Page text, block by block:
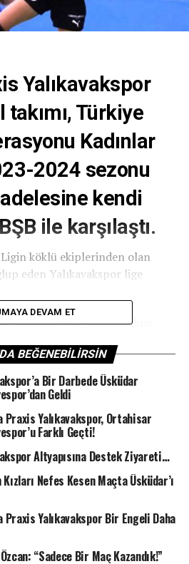
Yalıkavakspor
takımı, Türkiye
Kadınlar
2024 sezonu
kendi
ile karşılaştı.
Ligin köklü ekiplerinden olan
eden Yalıkavakspor lige
transfer ile yeni birtakım
odaklı ve hızlı başlayan
rakibi ile mücadeleci ve üstün
Kızları, ilk yarıyı 18-12 galip
DEVAM ET
BEĞENEBILIRSIN
Bir Darbede Üsküdar
Geldi
Praxis Yalıkavakspor, Ortahisar
Farklı Geçti!
Altyapısına Destek Ziyareti…
Nefes Kesen Maçta Üsküdar’ı
Praxis Yalıkavakspor Bir Engeli Daha
“Sadece Bir Maç Kazandık!”